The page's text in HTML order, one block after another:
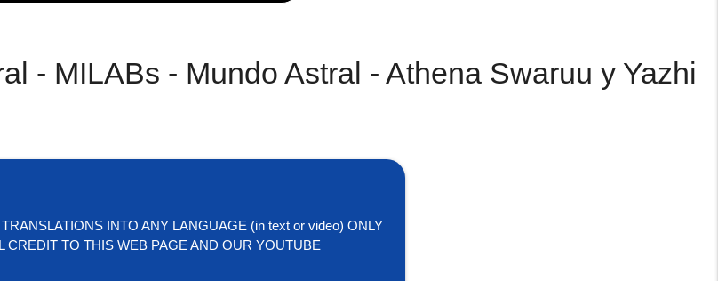
- MILABs - Mundo Astral - Athena Swaruu y Yazhi
INTO ANY LANGUAGE (in text or video) ONLY
TO THIS WEB PAGE AND OUR YOUTUBE